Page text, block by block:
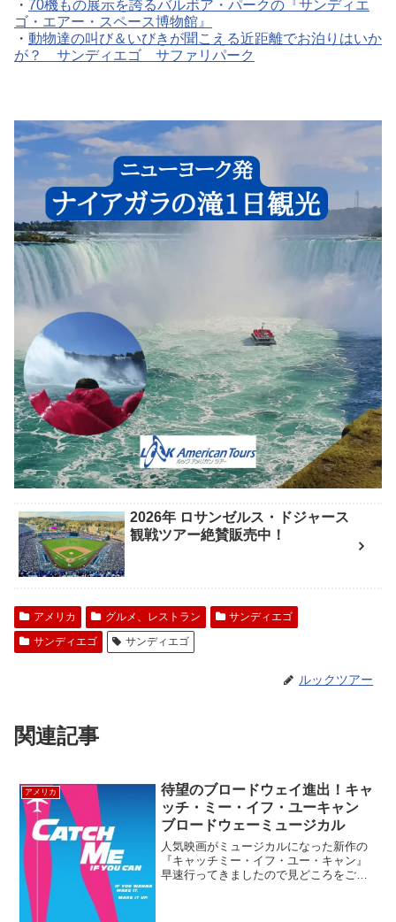
・ 70機もの展示を誇るバルボア・パークの『サンディエ
ゴ・エアー・スペース博物館』
・ 動物達の叫び＆いびきが聞こえる近距離でお泊りはいか
が？ サンディエゴ サファリパーク
2026年 ロサンゼルス・ドジャース
観戦ツアー絶賛販売中！
アメリカ グルメ、レストラン
サンディエゴ
サンディエゴ
サンディエゴ
ルックツアー
関連記事
アメリカ
待望のブロードウェイ進出！キャ
ッチ・ミー・イフ・ユーキャン
ブロードウェーミュージカル
人気映画がミュージカルになった新作の
『キャッチミー・イフ・ユー・キャン』
早速行ってきましたので見どころをご紹